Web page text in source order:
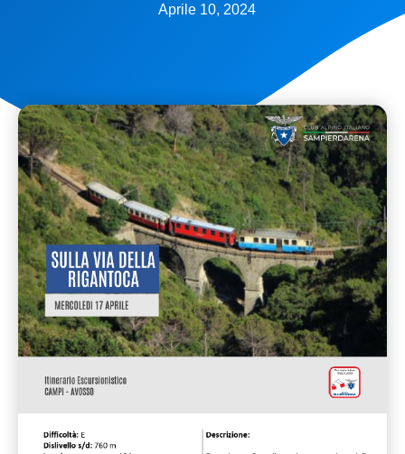
Aprile 10, 2024